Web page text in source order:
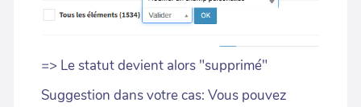
=> Le statut devient alors "supprimé"
Suggestion dans votre cas: Vous pouvez